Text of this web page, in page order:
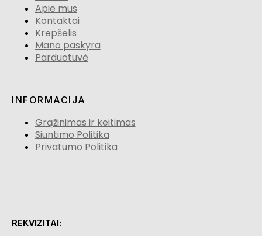
Apie mus
Kontaktai
Krepšelis
Mano paskyra
Parduotuvė
INFORMACIJA
Grąžinimas ir keitimas
Siuntimo Politika
Privatumo Politika
REKVIZITAI: